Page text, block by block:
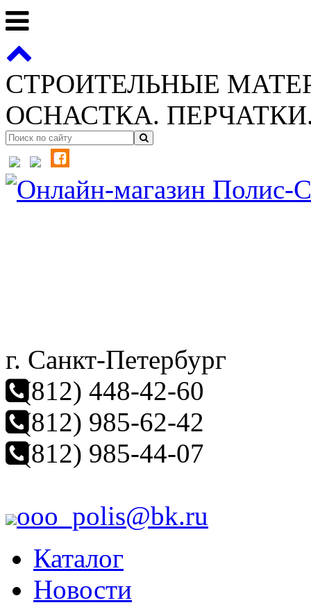
СТРОИТЕЛЬНЫЕ
ОСНАСТКА.
г. Санкт-Петербург
(812) 448-42-60
(812) 985-62-42
(812) 985-44-07
ooo_polis@bk.ru
Каталог
Новости